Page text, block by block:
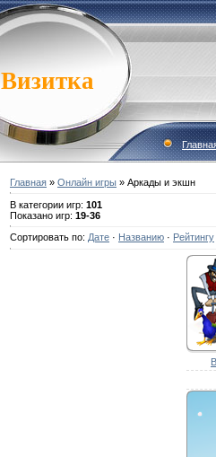
Визитка
Главная » Онлайн игры » Аркады и экшн
В категории игр: 101
Показано игр: 19-36
Сортировать по: Дате · Названию · Рейтингу